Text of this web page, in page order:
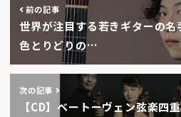
前の記事
世界が注目する若きギターの名
色とりどりの…
次の記事
【CD】ベートーヴェン弦楽四